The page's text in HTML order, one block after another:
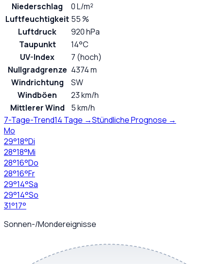
Niederschlag
0 L/m²
Luftfeuchtigkeit 55 %
Luftdruck
920 hPa
Taupunkt
14°C
UV-Index
7 (hoch)
Nullgradgrenze 4374 m
Windrichtung
SW
Windböen
23 km/h
Mittlerer Wind
5 km/h
7-Tage-Trend14 Tage →Stündliche Prognose →
Mo
29°18°Di
28°18°Mi
28°16°Do
28°16°Fr
29°14°Sa
29°14°So
31°17°
Sonnen-/Mondereignisse